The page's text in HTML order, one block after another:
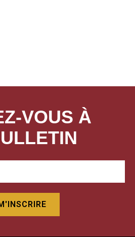
VOUS À